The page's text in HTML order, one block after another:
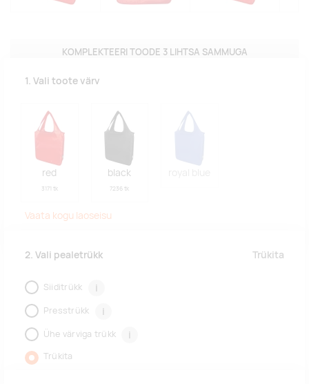
KOMPLEKTEERI TOODE 3 LIHTSA SAMMUGA
1. Vali toote värv
red
3171 tk
black
7236 tk
Vaata kogu laoseisu
2. Vali pealetrükk Trükita
Siiditrükk i
Presstrükk i
Ühe värviga trükk i
Trükita